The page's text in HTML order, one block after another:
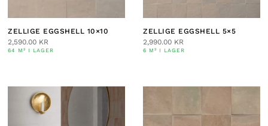
ZELLIGE EGGSHELL 10×10
2,590.00 KR
64 M² I LAGER
ZELLIGE EGGSHELL 5×5
2,990.00 KR
6 M² I LAGER